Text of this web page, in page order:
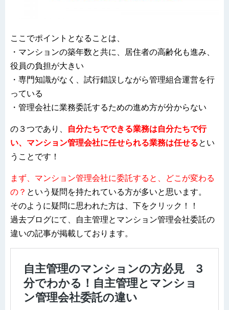
ここでポイントとなることは、
・マンションの築年数と共に、居住者の高齢化も進み、
役員の負担が大きい
・専門知識がなく、試行錯誤しながら管理組合運営を行
っている
・管理会社に業務委託するための進め方が分からない
の３つであり、
自分たちでできる業務は自分たちで行
い、マンション管理会社に任せられる業務は任せるとい
うことです ！
まず、マンション管理会社に委託すると、どこが変わる
の？ という疑問を持たれている方が多いと思います。
そのように疑問に思われた方は、下をクリック！！
過去ブログにて、自主管理とマンション管理会社委託の
違いの記事が掲載しております。